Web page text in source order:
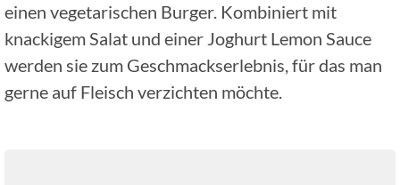
einen vegetarischen Burger. Kombiniert mit
knackigem Salat und einer Joghurt Lemon Sauce
werden sie zum Geschmackserlebnis, für das man
gerne auf Fleisch verzichten möchte.